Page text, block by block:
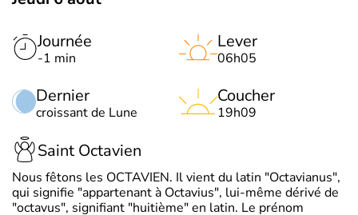
Journée
-1 min
Dernier
croissant de Lune
Lever
06h05
Coucher
19h09
Saint Octavien
Nous fêtons les OCTAVIEN. Il vient du latin "Octavianus",
qui signifie "appartenant à Octavius", lui-même dérivé de
"octavus", signifiant "huitième" en latin. Le prénom